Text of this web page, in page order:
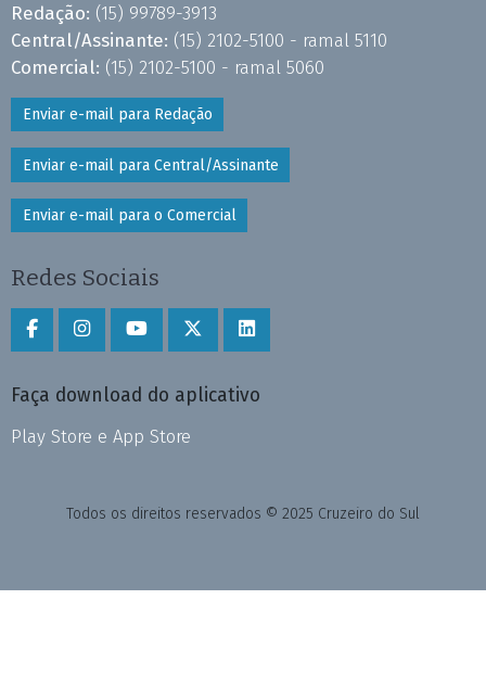
Redação: (15) 99789-3913
Central/Assinante: (15) 2102-5100 - ramal 5110
Comercial: (15) 2102-5100 - ramal 5060
Enviar e-mail para Redação
Enviar e-mail para Central/Assinante
Enviar e-mail para o Comercial
Redes Sociais
Faça download do aplicativo
Play Store e App Store
Todos os direitos reservados © 2025 Cruzeiro do Sul